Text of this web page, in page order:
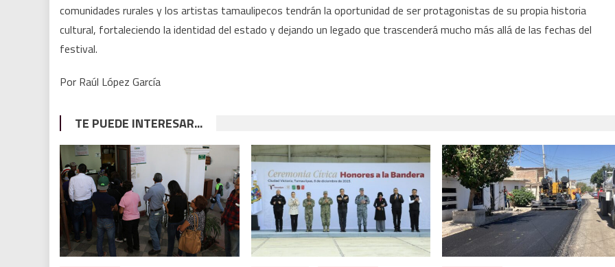
comunidades rurales y los artistas tamaulipecos tendrán la oportunidad de ser protagonistas de su propia historia
cultural, fortaleciendo la identidad del estado y dejando un legado que trascenderá mucho más allá de las fechas del
festival.
Por Raúl López García
TE PUEDE INTERESAR...